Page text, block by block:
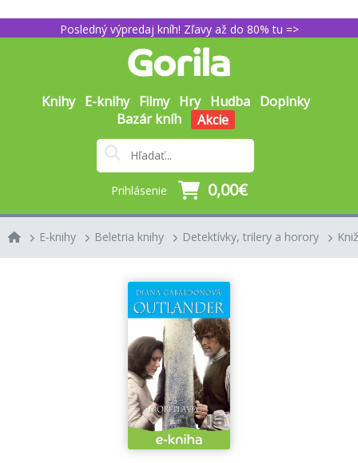
Posledný výpredaj kníh! Zľavy až do 80% tu =>
Knihy E-knihy Filmy Hry Hudba Doplnky
Bazár kníh
Akcie
Prihlásenie 0,00€
E-knihy Beletria knihy Detektívky, trilery a horory